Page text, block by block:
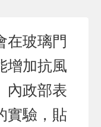
在玻璃門
增加抗風
內政部表
實驗，貼